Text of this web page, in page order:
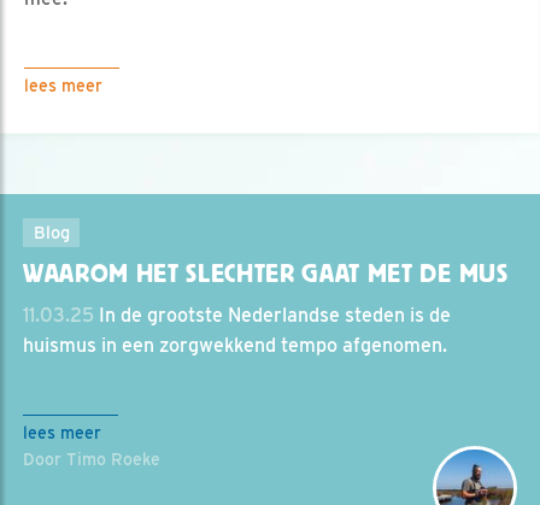
lees meer
Blog
WAAROM HET SLECHTER GAAT MET DE MUS
11.03.25 In de grootste Nederlandse steden is de
huismus in een zorgwekkend tempo afgenomen.
lees meer
Door Timo Roeke